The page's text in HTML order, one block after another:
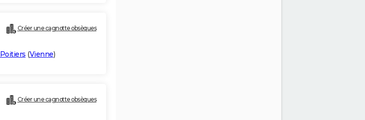
Créer une cagnotte obsèques
Poitiers (Vienne)
Créer une cagnotte obsèques